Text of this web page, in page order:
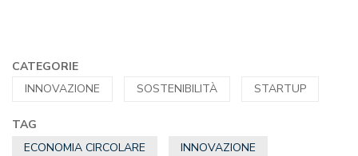
CATEGORIE
INNOVAZIONE
SOSTENIBILITÀ STARTUP
TAG
ECONOMIA CIRCOLARE
INNOVAZIONE